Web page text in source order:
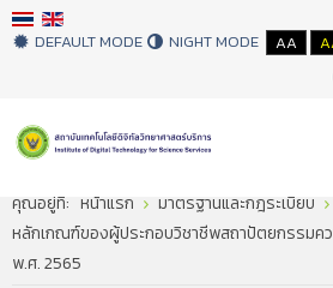
DEFAULT MODE NIGHT MODE AA
คุณอยู่ที่: หน้าแรก
มาตรฐานและกฎระเบียบ
หลักเกณฑ์ของผู้ประกอบวิชาชีพสถาปัตยกรรมค
พ.ศ. 2565